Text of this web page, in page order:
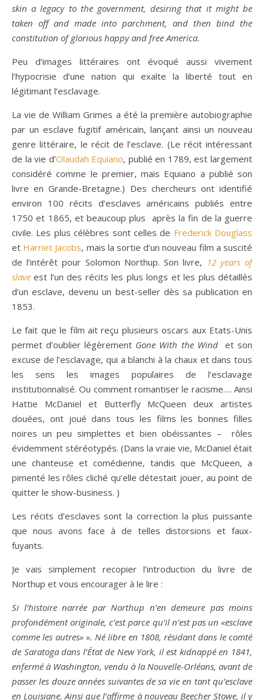
skin a legacy to the government, desiring that it might be
taken off and made into parchment, and then bind the
constitution of glorious happy and free America.
Peu d’images littéraires ont évoqué aussi vivement
l’hypocrisie d’une nation qui exalte la liberté tout en
légitimant l’esclavage.
La vie de William Grimes a été la première autobiographie
par un esclave fugitif américain, lançant ainsi un nouveau
genre littéraire, le récit de l’esclave. (Le récit intéressant
de la vie d’Olaudah Equiano, publié en 1789, est largement
considéré comme le premier, mais Equiano a publié son
livre en Grande-Bretagne.) Des chercheurs ont identifié
environ 100 récits d’esclaves américains publiés entre
1750 et 1865, et beaucoup plus après la fin de la guerre
civile. Les plus célèbres sont celles de Frederick Douglass
et Harriet Jacobs, mais la sortie d’un nouveau film a suscité
de l’intérêt pour Solomon Northup. Son livre, 12 years of
slave est l’un des récits les plus longs et les plus détaillés
d’un esclave, devenu un best-seller dès sa publication en
1853.
Le fait que le film ait reçu plusieurs oscars aux Etats-Unis
permet d’oublier légèrement Gone With the Wind et son
excuse de l’esclavage, qui a blanchi à la chaux et dans tous
les sens les images populaires de l’esclavage
institutionnalisé. Ou comment romantiser le racisme…. Ainsi
Hattie McDaniel et Butterfly McQueen deux artistes
douées, ont joué dans tous les films les bonnes filles
noires un peu simplettes et bien obéissantes – rôles
évidemment stéréotypés. (Dans la vraie vie, McDaniel était
une chanteuse et comédienne, tandis que McQueen, a
pimenté les rôles cliché qu’elle détestait jouer, au point de
quitter le show-business. )
Les récits d’esclaves sont la correction la plus puissante
que nous avons face à de telles distorsions et faux-
fuyants.
Je vais simplement recopier l’introduction du livre de
Northup et vous encourager à le lire :
Si l’histoire narrée par Northup n’en demeure pas moins
profondément originale, c’est parce qu’il n’est pas un «esclave
comme les autres» ». Né libre en 1808, résidant dans le comté
de Saratoga dans l’État de New York, il est kidnappé en 1841,
enfermé à Washington, vendu à la Nouvelle-Orléans, avant de
passer les douze années suivantes de sa vie en tant qu’esclave
en Louisiane. Ainsi que l’affirme à nouveau Beecher Stowe, il y